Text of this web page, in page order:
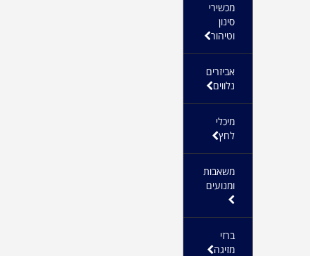
מכשירי
סינון
וטיהור
אביזרים
נלווים
מיכלי
לחץ
משאבות
ומנועים
ברזי
מזיגה